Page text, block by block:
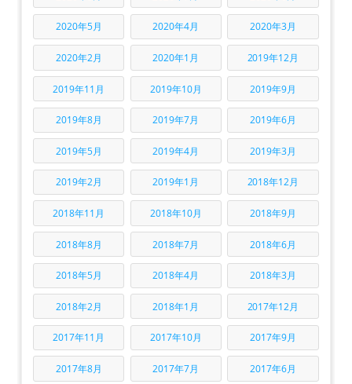
2020年5月 2020年4月 2020年3月
2020年2月 2020年1月 2019年12月
2019年11月 2019年10月 2019年9月
2019年8月 2019年7月 2019年6月
2019年5月 2019年4月 2019年3月
2019年2月 2019年1月 2018年12月
2018年11月 2018年10月 2018年9月
2018年8月 2018年7月 2018年6月
2018年5月 2018年4月 2018年3月
2018年2月 2018年1月 2017年12月
2017年11月 2017年10月 2017年9月
2017年8月 2017年7月 2017年6月